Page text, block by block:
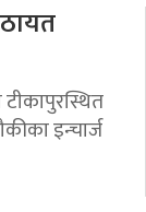
इन्चार्ज